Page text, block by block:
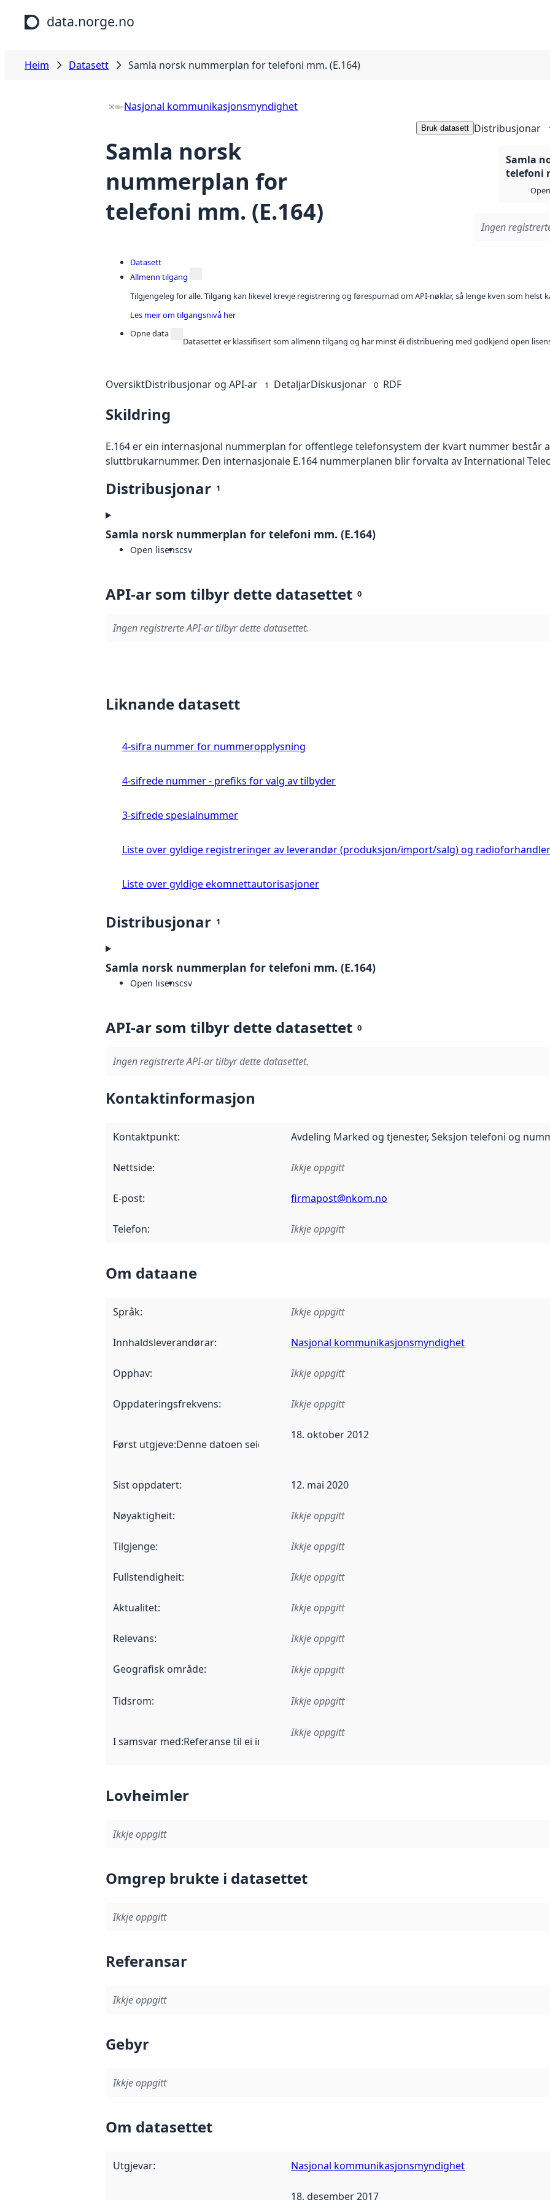
Hopp til hovudinnhald
data.norge.no
Heim Datasett Samla norsk nummerplan for telefoni mm. (E.164)
Nasjonal kommunikasjonsmyndighet
Samla norsk
nummerplan for
telefoni mm. (E.164)
Bruk datasett Distribusjonar
Samla
telefoni
Ingen
Datasett
Allmenn tilgang
Tilgjengeleg for alle. Tilgang kan likevel krevje registrering og førespurnad om API-nøklar, så lenge kven som helst
Les meir om tilgangsnivå her
Opne data
Datasettet er klassifisert som allmenn tilgang og har minst éi distribuering med godkjend open
OversiktDistribusjonar og API-ar 1 DetaljarDiskusjonar 0 RDF
Skildring
E.164 er ein internasjonal nummerplan for offentlege telefonsystem der kvart nummer består
sluttbrukarnummer. Den internasjonale E.164 nummerplanen blir forvalta av International
Distribusjonar 1
Samla norsk nummerplan for telefoni mm. (E.164)
Open lisenscsv
API-ar som tilbyr dette datasettet 0
Ingen registrerte API-ar tilbyr dette datasettet.
Liknande datasett
4-sifra nummer for nummeropplysning
4-sifrede nummer - prefiks for valg av tilbyder
3-sifrede spesialnummer
Liste over gyldige registreringer av leverandør (produksjon/import/salg) og
Liste over gyldige ekomnettautorisasjoner
Distribusjonar 1
Samla norsk nummerplan for telefoni mm. (E.164)
Open lisenscsv
API-ar som tilbyr dette datasettet 0
Ingen registrerte API-ar tilbyr dette datasettet.
Kontaktinformasjon
Kontaktpunkt: Avdeling Marked og tjenester, Seksjon telefoni og
Nettside: Ikkje oppgitt
E-post: firmapost@nkom.no
Telefon: Ikkje oppgitt
Om dataane
Språk: Ikkje oppgitt
Innhaldsleverandørar: Nasjonal kommunikasjonsmyndighet
Opphav: Ikkje oppgitt
Oppdateringsfrekvens: Ikkje oppgitt
Først utgjeve:Denne datoen seier når dataa i dette datasettet først blei utgitt. Det kan ha
18. oktober 2012
Sist oppdatert: 12. mai 2020
Nøyaktigheit: Ikkje oppgitt
Tilgjenge: Ikkje oppgitt
Fullstendigheit: Ikkje oppgitt
Aktualitet: Ikkje oppgitt
Relevans: Ikkje oppgitt
Geografisk område: Ikkje oppgitt
Tidsrom: Ikkje oppgitt
I samsvar med:Referanse til ei implementeringsregel eller anna spesifikasjon som ligg til
Ikkje oppgitt
Lovheimler
Ikkje oppgitt
Omgrep brukte i datasettet
Ikkje oppgitt
Referansar
Ikkje oppgitt
Gebyr
Ikkje oppgitt
Om datasettet
Utgjevar: Nasjonal kommunikasjonsmyndighet
18. desember 2017